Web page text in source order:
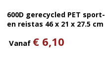
600D gerecycled PET sport-
en reistas 46 x 21 x 27.5 cm
Vanaf € 6,10